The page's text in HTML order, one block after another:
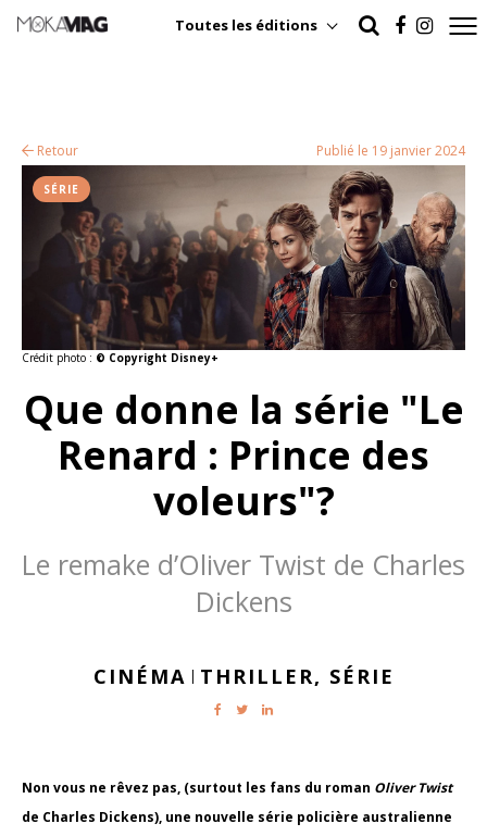
Toutes les éditions
Retour Publié le 19 janvier 2024
Crédit photo : © Copyright Disney+
SÉRIE
Que donne la série "Le
Renard : Prince des
voleurs"?
Le remake d’Oliver Twist de Charles
Dickens
CINÉMA | THRILLER, SÉRIE
Non vous ne rêvez pas, (surtout les fans du roman Oliver Twist
de Charles Dickens), une nouvelle série policière australienne